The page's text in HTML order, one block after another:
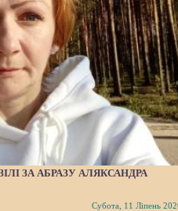
ЗА АБРАЗУ АЛЯКСАНДРА
Субота, 11 Ліпень